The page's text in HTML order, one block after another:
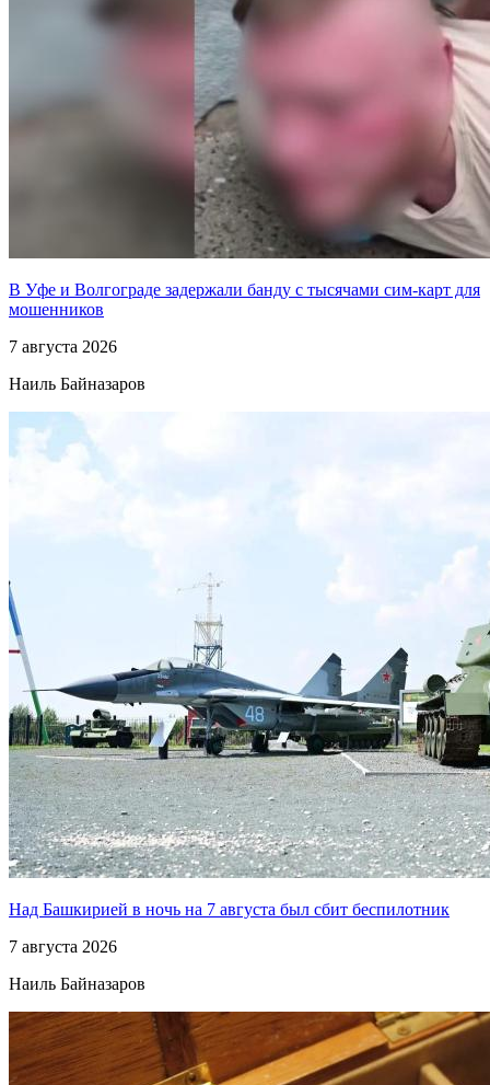
В Уфе и Волгограде задержали банду с тысячами сим-карт для
мошенников
7 августа 2026
Наиль Байназаров
Над Башкирией в ночь на 7 августа был сбит беспилотник
7 августа 2026
Наиль Байназаров